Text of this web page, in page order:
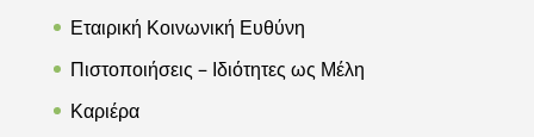
Εταιρική Κοινωνική Ευθύνη
Πιστοποιήσεις – Ιδιότητες ως Μέλη
Καριέρα